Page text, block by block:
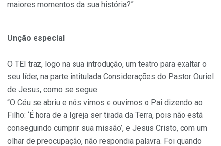
maiores momentos da sua história?”
Unção especial
O TEI traz, logo na sua introdução, um teatro para exaltar o
seu líder, na parte intitulada Considerações do Pastor Ouriel
de Jesus, como se segue:
“O Céu se abriu e nós vimos e ouvimos o Pai dizendo ao
Filho: ‘É hora de a Igreja ser tirada da Terra, pois não está
conseguindo cumprir sua missão’, e Jesus Cristo, com um
olhar de preocupação, não respondia palavra. Foi quando